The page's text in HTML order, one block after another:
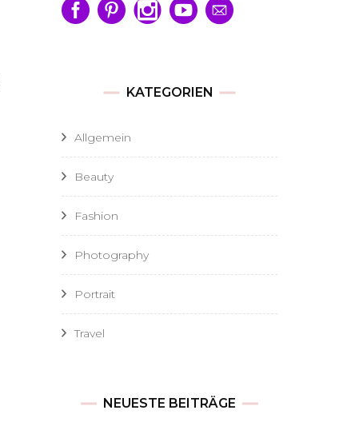
KATEGORIEN
Allgemein
Beauty
Fashion
Photography
Portrait
Travel
NEUESTE BEITRÄGE